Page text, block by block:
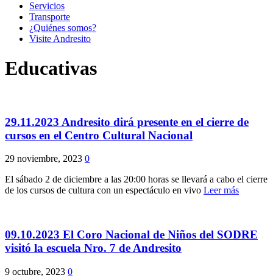
Servicios
Transporte
¿Quiénes somos?
Visite Andresito
Educativas
29.11.2023 Andresito dirá presente en el cierre de
cursos en el Centro Cultural Nacional
29 noviembre, 2023 0
El sábado 2 de diciembre a las 20:00 horas se llevará a cabo el cierre
de los cursos de cultura con un espectáculo en vivo Leer más
09.10.2023 El Coro Nacional de Niños del SODRE
visitó la escuela Nro. 7 de Andresito
9 octubre, 2023 0